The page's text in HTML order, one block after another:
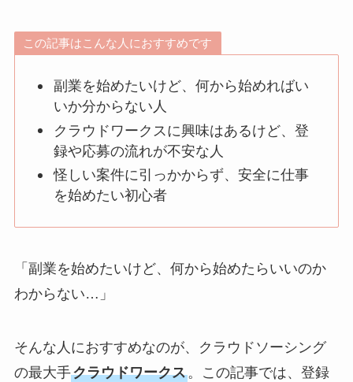
この記事はこんな人におすすめです
副業を始めたいけど、何から始めればい
いか分からない人
クラウドワークスに興味はあるけど、登
録や応募の流れが不安な人
怪しい案件に引っかからず、安全に仕事
を始めたい初心者
「副業を始めたいけど、何から始めたらいいのか
わからない…」
そんな人におすすめなのが、クラウドソーシング
の最大手クラウドワークス。この記事では、登録